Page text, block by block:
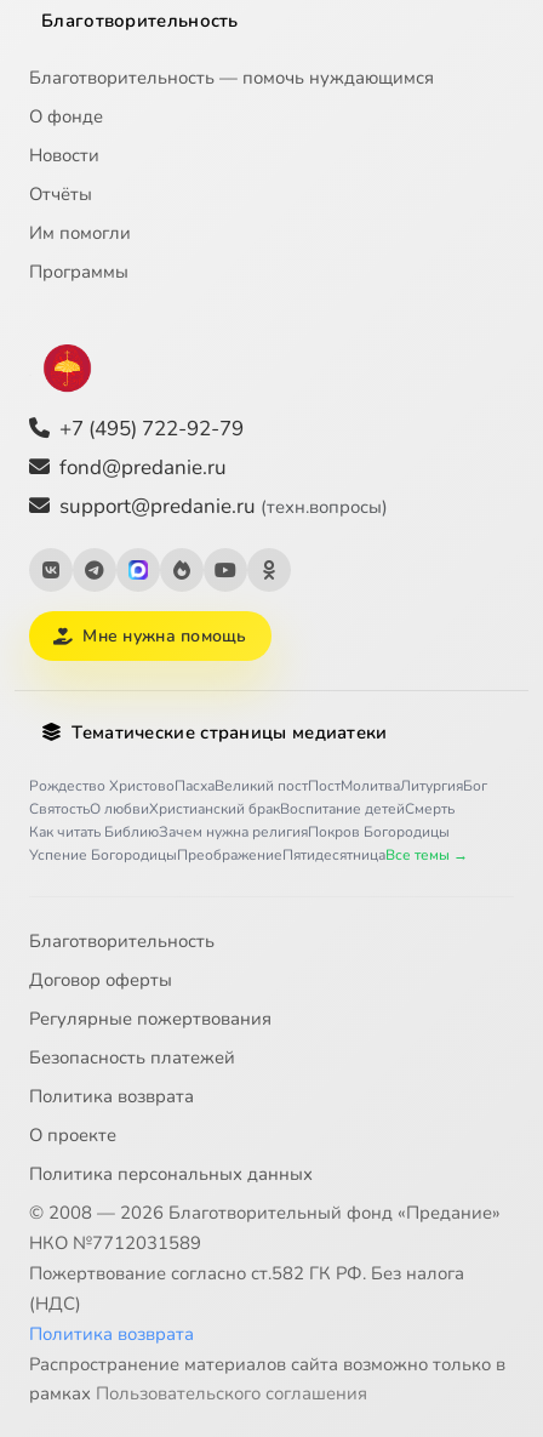
Благотворительность
Благотворительность — помочь нуждающимся
О фонде
Новости
Отчёты
Им помогли
Программы
+7 (495) 722-92-79
fond@predanie.ru
support@predanie.ru (техн.вопросы)
Мне нужна помощь
Тематические страницы медиатеки
Рождество ХристовоПасхаВеликий постПостМолитваЛитургияБог
СвятостьО любвиХристианский бракВоспитание детейСмерть
Как читать БиблиюЗачем нужна религияПокров Богородицы
Успение БогородицыПреображениеПятидесятницаВсе темы →
Благотворительность
Договор оферты
Регулярные пожертвования
Безопасность платежей
Политика возврата
О проекте
Политика персональных данных
© 2008 — 2026 Благотворительный фонд «Предание»
НКО №7712031589
Пожертвование согласно ст.582 ГК РФ. Без налога
(НДС)
Политика возврата
Распространение материалов сайта возможно только в
рамках Пользовательского соглашения